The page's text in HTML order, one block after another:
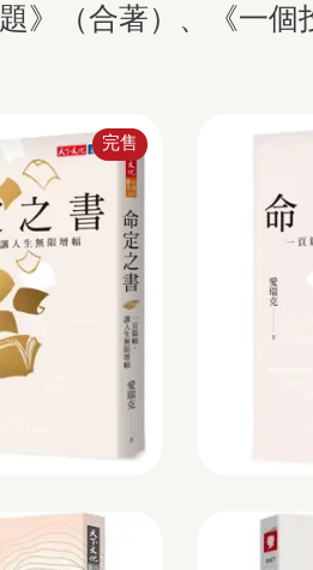
題》（合著）、《一
完售